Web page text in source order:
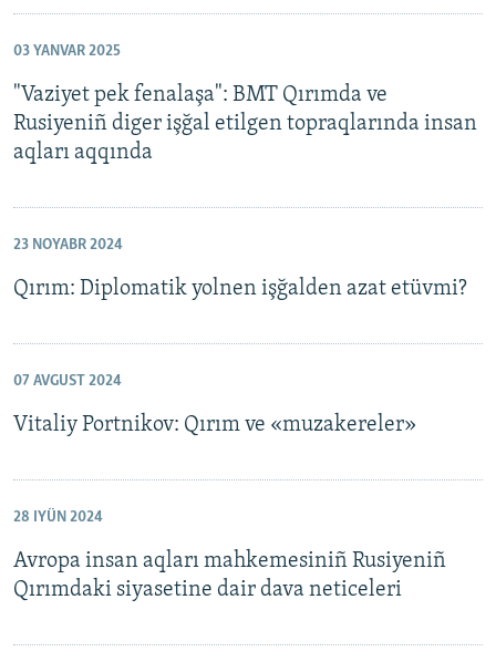
03 YANVAR 2025
"Vaziyet pek fenalaşa": BMT Qırımda ve
Rusiyeniñ diger işğal etilgen topraqlarında insan
aqları aqqında
23 NOYABR 2024
Qırım: Diplomatik yolnen işğalden azat etüvmi?
07 AVGUST 2024
Vitaliy Portnikov: Qırım ve «muzakereler»
28 IYÜN 2024
Avropa insan aqları mahkemesiniñ Rusiyeniñ
Qırımdaki siyasetine dair dava neticeleri